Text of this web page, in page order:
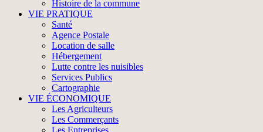
Histoire de la commune
VIE PRATIQUE
Santé
Agence Postale
Location de salle
Hébergement
Lutte contre les nuisibles
Services Publics
Cartographie
VIE ÉCONOMIQUE
Les Agriculteurs
Les Commerçants
Les Entreprises